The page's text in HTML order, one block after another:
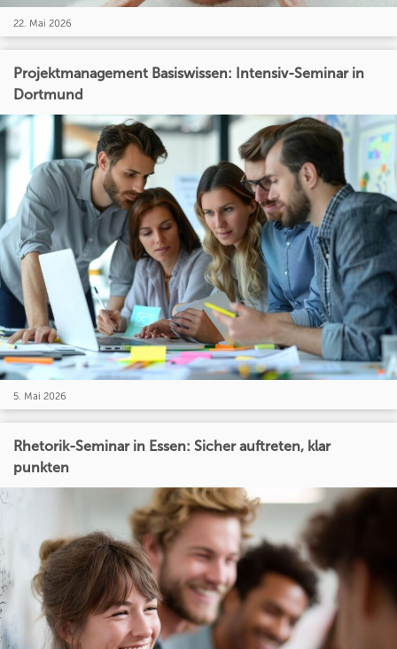
22. Mai 2026
Projektmanagement Basiswissen: Intensiv-Seminar in
Dortmund
5. Mai 2026
Rhetorik-Seminar in Essen: Sicher auftreten, klar
punkten